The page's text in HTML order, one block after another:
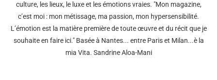
culture, les lieux, le luxe et les émotions vraies. "Mon magazine,
c’est moi : mon métissage, ma passion, mon hypersensibilité.
L’émotion est la matière première de toute œuvre et du récit que je
souhaite en faire ici." Basée à Nantes... entre Paris et Milan...è la
mia Vita. Sandrine Aloa-Mani